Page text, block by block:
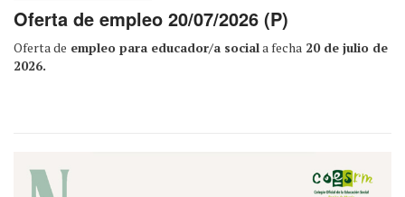
Oferta de empleo 20/07/2026 (P)
Oferta de empleo para educador/a sociala fecha 20 de julio de
2026.